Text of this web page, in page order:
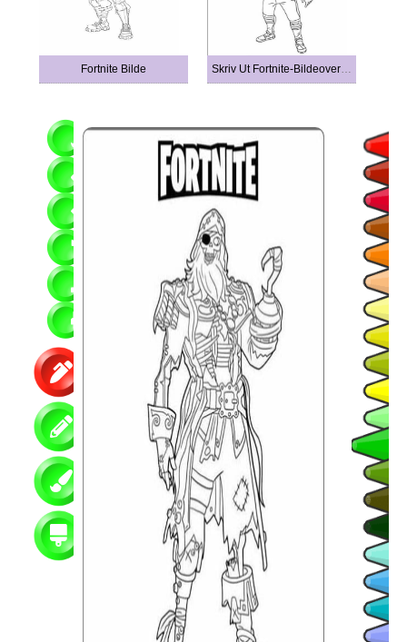
Fortnite Bilde Skriv Ut Fortnite-Bildeoversikt